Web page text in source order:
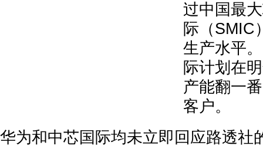
过中国最
际（SMIC
生产水平
际计划在
产能翻一
客户。
华为和中芯国际均未立即回应路透社